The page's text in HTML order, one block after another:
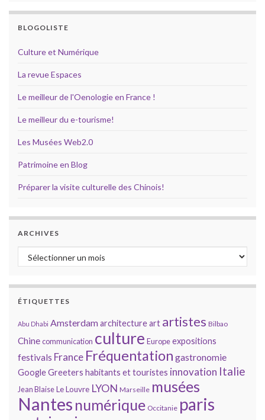
BLOGOLISTE
Culture et Numérique
La revue Espaces
Le meilleur de l'Oenologie en France !
Le meilleur du e-tourisme!
Les Musées Web2.0
Patrimoine en Blog
Préparer la visite culturelle des Chinois!
ARCHIVES
Archives
ÉTIQUETTES
Abu Dhabi Amsterdamarchitectureart artistes Bilbao
Chinecommunication culture Europeexpositions
festivals France Fréquentation gastronomie
GoogleGreeters habitants et touristes innovation Italie
Jean BlaiseLe Louvre LYON Marseille musées
Nantes numérique Occitanie paris